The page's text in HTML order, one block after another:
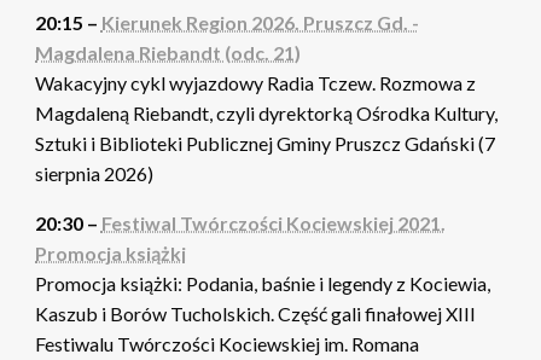
20:15 – Kierunek Region 2026. Pruszcz Gd. -
Magdalena Riebandt (odc. 21)
Wakacyjny cykl wyjazdowy Radia Tczew. Rozmowa z
Magdaleną Riebandt, czyli dyrektorką Ośrodka Kultury,
Sztuki i Biblioteki Publicznej Gminy Pruszcz Gdański (7
sierpnia 2026)
20:30 – Festiwal Twórczości Kociewskiej 2021.
Promocja książki
Promocja książki: Podania, baśnie i legendy z Kociewia,
Kaszub i Borów Tucholskich. Część gali finałowej XIII
Festiwalu Twórczości Kociewskiej im. Romana